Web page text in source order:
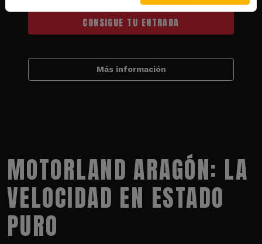
CONSIGUE TU ENTRADA
Más información
MOTORLAND ARAGÓN: LA
VELOCIDAD EN ESTADO
PURO